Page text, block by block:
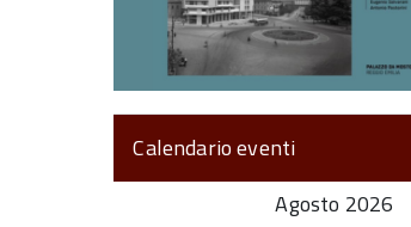
Calendario eventi
Agosto 2026